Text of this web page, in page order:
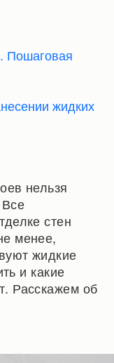
Пошаговая
жидких
нельзя
стен
менее,
жидкие
и какие
Расскажем об